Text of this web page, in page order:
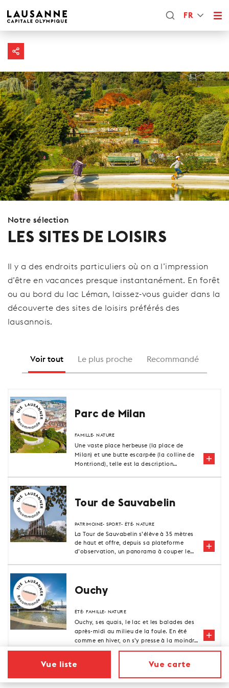
FR
Notre sélection
LES SITES DE LOISIRS
Il y a des endroits particuliers où on a l’impression
d’être en vacances presque instantanément. En forêt
ou au bord du lac Léman, laissez-vous guider dans la
découverte des sites de loisirs préférés des
lausannois.
Voir tout Le plus proche Recommandé
Parc de Milan
FAMILLE NATURE
Une vaste place herbeuse (la place de
Milan) et une butte escarpée (la colline de
Montriond), telle est la description
Tour de Sauvabelin
PATRIMOINE SPORT ÉTÉ NATURE
La Tour de Sauvabelin s’élève à 35 mètres
de haut et offre, depuis sa plateforme
d’observation, un panorama à couper le
lignes majestueuses des Alpes, ou encore
les douces courbes du Jura, un tableau
vous.
Ouchy
ÉTÉ FAMILLE NATURE
Ouchy, ses quais, le lac et les balades des
après-midi au milieu de la foule. En été
comme en hiver, on s’y presse à la moindre
apparition du soleil.
jardins de Lausanne qui se succèdent le
long des quais: le Denantou, l’Elysée, un
Le Site de Sauvabelin
Vue liste Vue carte